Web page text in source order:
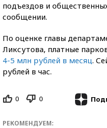
подъездов и
сообщении.
По оценке главы
Ликсутова, платные
4-5 млн рублей в месяц.
рублей в час.
0 0
РЕКОМЕНДУЕМ: